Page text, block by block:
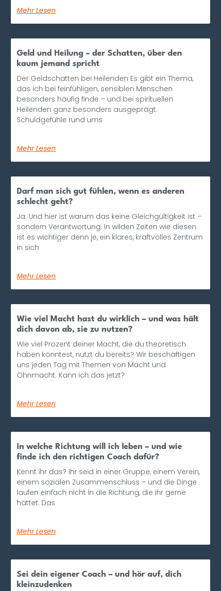
Mehr Lesen
Geld und Heilung – der Schatten, über den
kaum jemand spricht
Der Geldschatten bei Heilenden Es gibt ein Thema,
das ich bei feinfühligen, sensiblen Menschen
besonders häufig finde – und bei spirituellen
Heilenden ganz besonders ausgeprägt:
Schuldgefühle rund ums
Mehr Lesen
Darf man sich gut fühlen, wenn es anderen
schlecht geht?
Ja. Und hier ist warum das keine Gleichgültigkeit ist –
sondern Verantwortung. In wilden Zeiten wie diesen
ist es wichtiger denn je, ein klares, kraftvolles Zentrum
in sich
Mehr Lesen
Wie viel Macht hast du wirklich – und was hält
dich davon ab, sie zu nutzen?
Wie viel Prozent deiner Macht, die du theoretisch
haben könntest, nutzt du bereits? Wir beschäftigen
uns jeden Tag mit Themen von Macht und
Ohnmacht. Kann ich das jetzt?
Mehr Lesen
In welche Richtung will ich leben – und wie
finde ich den richtigen Coach dafür?
Kennt ihr das? Ihr seid in einer Gruppe, einem Verein,
einem sozialen Zusammenschluss – und die Dinge
laufen einfach nicht in die Richtung, die ihr gerne
hättet. Das
Mehr Lesen
Sei dein eigener Coach – und hör auf, dich
kleinzudenken